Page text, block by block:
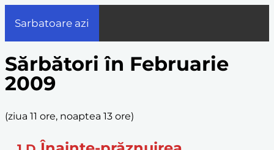
Sarbatoare azi
Sărbători în Februarie
2009
(ziua 11 ore, noaptea 13 ore)